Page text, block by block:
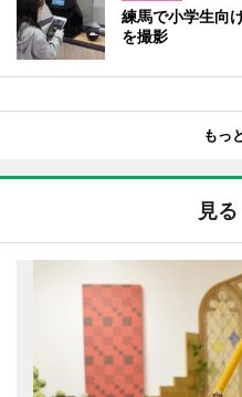
練馬で小学生向
を撮影
もっ
見